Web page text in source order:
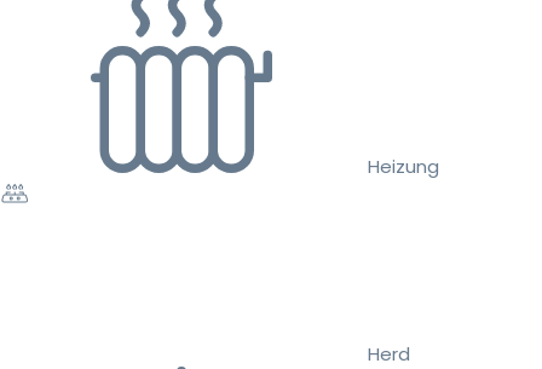
Heizung
Herd